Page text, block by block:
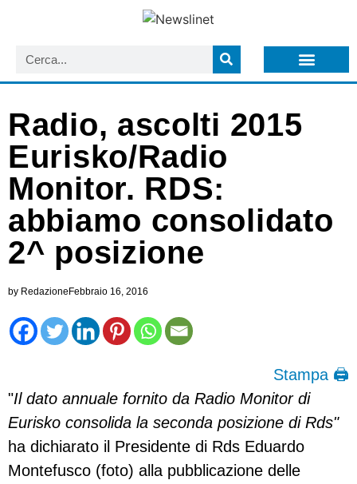
Radio, ascolti 2015
Eurisko/Radio
Monitor. RDS:
abbiamo consolidato
2^ posizione
by RedazioneFebbraio 16, 2016
Stampa 🖨
"Il dato annuale fornito da Radio Monitor di
Eurisko consolida la seconda posizione di Rds"
ha dichiarato il Presidente di Rds Eduardo
Montefusco (foto) alla pubblicazione delle